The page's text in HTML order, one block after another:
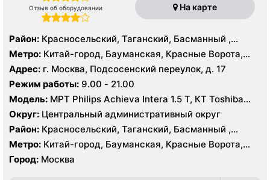
Отзыв об оборудовании На карте
Район: Красносельский, Таганский, Басманный ,
Тверской
Метро: Китай-город, Бауманская, Красные Ворота,
Кузнецкий мост, Курская, Лубянка, Площадь Ильича,
Сретенский бульвар, Таганская, Чкаловская
Адрес: г. Москва, Подсосенский переулок, д. 17
Режим работы: 9.00 - 21.00
Модель: МРТ Philips Achieva Intera 1.5 T, КТ Toshiba
Aquilion CXL 128 срезов, УЗИ
Округ: Центральный административный округ
Район: Красносельский, Таганский, Басманный ,
Тверской
Метро: Китай-город, Бауманская, Красные Ворота,
Кузнецкий мост, Курская, Лубянка, Площадь Ильича,
Сретенский бульвар, Таганская, Чкаловская
Город: Москва